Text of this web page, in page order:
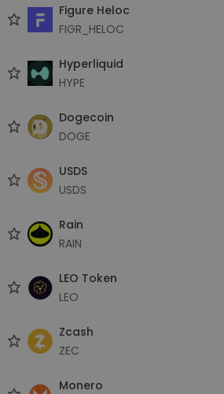
Figure Heloc
FIGR_HELOC
Hyperliquid
HYPE
Dogecoin
DOGE
USDS
USDS
Rain
RAIN
LEO Token
LEO
Zcash
ZEC
Monero